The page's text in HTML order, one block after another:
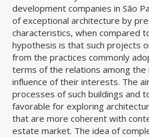
development companies in São
of exceptional architecture by
characteristics, when compared
hypothesis is that such projects
from the practices commonly
terms of the relations among
influence of their interests. The
processes of such buildings and
favorable for exploring
that are more coherent with
estate market. The idea of